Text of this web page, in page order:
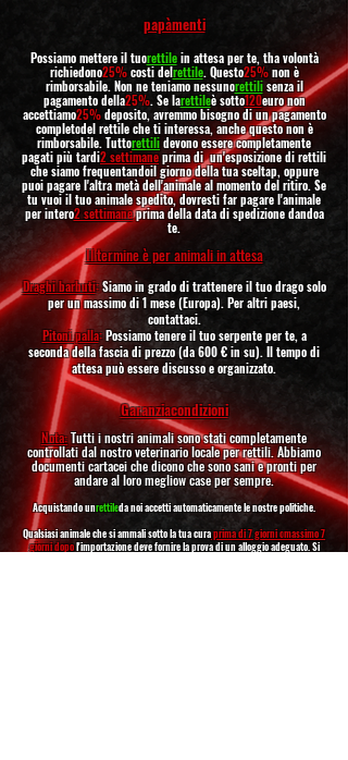
papàmenti
Possiamo mettere il tuorettilein attesa per te, tha volontà
richiedono25%costi delrettile. Questo25%non è
rimborsabile. Non ne teniamo nessunorettilisenza il
pagamento della25%. Se larettileè sotto120euro non
accettiamo25%deposito, avremmo bisogno di un pagamento
completodel rettile che ti interessa, anche questo non è
rimborsabile. Tuttorettilidevono essere completamente
pagati più tardi2 settimaneprima di un'esposizione di rettili
che siamofrequentandoil giorno della tua sceltap, oppure
puoi pagare l'altra metà dell'animale al momento del ritiro. Se
tu vuoi il tuo animalespedito, dovresti far pagare l'animale
per intero2 settimaneprima della data di spedizione dandoa
te.
Il termine è per animali in attesa
Draghi barbuti:Siamo in grado di trattenere il tuo drago solo
per un massimo di 1 mese (Europa). Per altri paesi,
contattaci.
Pitoni palla:Possiamo tenere il tuo serpente per te, a
seconda della fascia di prezzo (da 600 € in su). Il tempo di
attesa può essere discusso e organizzato.
Garanziacondizioni
Nota:Tutti i nostri animali sono stati completamente
controllati dal nostro veterinario locale per rettili. Abbiamo
documenti cartacei che dicono che sono sani e pronti per
andare al loro megliow case per sempre.
Acquistando unrettileda noi accetti automaticamente le nostre politiche.
Qualsiasi animale che si ammali sotto la tua curaprima di 7 giorni omassimo7
giorni dopol'importazione deve fornire la prova di un alloggio adeguato. Si